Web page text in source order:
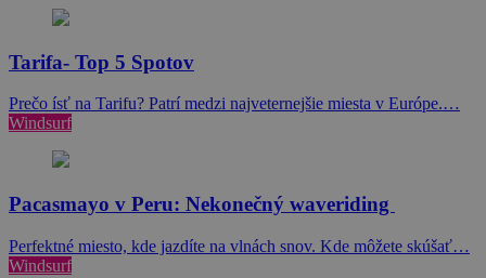
Tarifa- Top 5 Spotov
Prečo ísť na Tarifu? Patrí medzi najveternejšie miesta v Európe.…
Windsurf
Pacasmayo v Peru: Nekonečný waveriding
Perfektné miesto, kde jazdíte na vlnách snov. Kde môžete skúšať…
Windsurf